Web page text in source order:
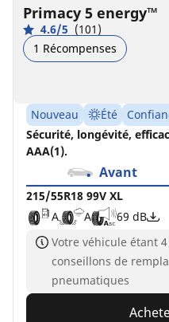
Primacy 5 energy™
4.6/5 (101)
1 Récompenses
Nouveau Été
Sécurité, longévité,
AAA(1).
Avant
215/55R18 99V XL
A
A
69 dB
Votre véhicule étant
conseillons de
pneumatiques